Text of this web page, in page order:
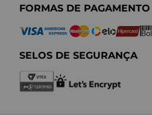
FORMAS DE PAGAMENTO
SELOS DE SEGURANÇA